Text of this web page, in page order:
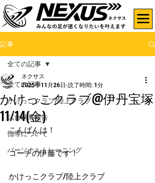
記事
全ての記事
かけっこクラブ/陸上クラブ
試合結果報告
指導について
パーソナルトレーニング
全ての記事
かけっこクラブ@伊丹宝塚
11/14(金)
ネクサス
2025年11月26日 読了時間: 1分
こんばんは！
コーチの伊藤です！
かけっこクラブ/陸上クラブ